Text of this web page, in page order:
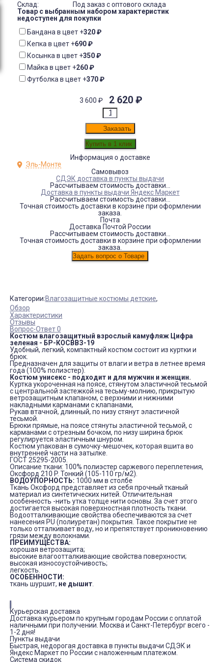
Склад:
Под заказ с оптового склада
Товар с выбранным набором характеристик
недоступен для покупки
Бандана в цвет +320₽
Кепка в цвет +690₽
Косынка в цвет +350₽
Майка в цвет +260₽
Футболка в цвет +370₽
3 600 ₽ 2 620 ₽
Заказать
Информация о доставке
Эль-Монте
Самовывоз
СДЭК доставка в пункты выдачи
Рассчитываем стоимость доставки...
Доставка в пункты выдачи Яндекс Маркет
Рассчитываем стоимость доставки...
Точная стоимость доставки в корзине при оформлении
заказа.
Почта
Доставка Почтой России
Рассчитываем стоимость доставки...
Точная стоимость доставки в корзине при оформлении
заказа.
Категории:Влагозащитные костюмы детские,
Обзор
Характеристики
Отзывы
Вопрос-Ответ 0
Костюм влагозащитный взрослый камуфляж Цифра
зеленая - БР-КОСВВЗ-19
Удобный, легкий, компактный костюм состоит из куртки и
брюк.
Предназначен для защиты от влаги и ветра в летнее время
года (100% полиэстер).
Костюм унисекс - подходит и для мужчин и женщин.
Куртка укороченная на поясе, стянутом эластичной тесьмой
с центральной застежкой на тесьму-молнию, прикрытую
ветрозащитным клапаном, с верхними и нижними
накладными карманами с клапанами,
Рукав втачной, длинный, по низу стянут эластичной
тесьмой.
Брюки прямые, на поясе стянуты эластичной тесьмой, с
карманами с отрезным бочком, по низу ширина брюк
регулируется эластичным шнуром.
Костюм упакован в сумочку-мешочек, которая вшита во
внутренней части на затылке.
ГОСТ 25295-2005.
Описание ткани: 100% полиэстер саржевого переплетения,
Оксфорд 210 P. Тонкий (105-110 гр/м2).
ВОДОУПОРНОСТЬ: 1000 мм в столбе
Ткань Оксфорд представляет из себя прочный тканый
материал из синтетических нитей. Отличительная
особенность -нить утка толще нити основы. За счет этого
достигается высокая поверхностная плотность ткани.
Водоотталкивающие свойства обеспечиваются за счет
нанесения PU (полиуретан) покрытия. Такое покрытие не
только отталкивает воду, но и препятствует проникновению
грязи между волокнами.
ПРЕИМУЩЕСТВА:
хорошая ветрозащита;
высокие влагоотталкивающие свойства поверхности;
высокая износоустойчивость;
легкость.
ОСОБЕННОСТИ:
ткань шуршит, не дышит
Курьерская доставка
Доставка курьером по крупным городам России с оплатой
наличными при получении. Москва и Санкт-Петербург всего -
1-2 дня!
Пункты выдачи
Быстрая, недорогая доставка в пункты выдачи СДЭК и
Яндекс Маркет по России с наложенным платежом.
Система скидок